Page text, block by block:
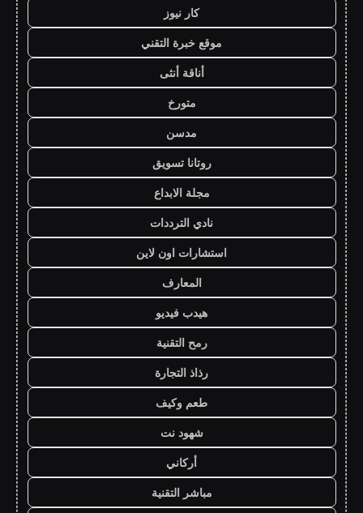
كار نيوز
موقع خبرة التقني
أناقة أنثى
متورخ
مدسن
روتانا تسويق
مجلة الابداع
نادي الترددات
استشارات اون لاين
المعارف
هيدب فيديو
رمح التقنية
رذاذ التجارة
طعم وكيف
شهود نت
أركاني
مباشر التقنية